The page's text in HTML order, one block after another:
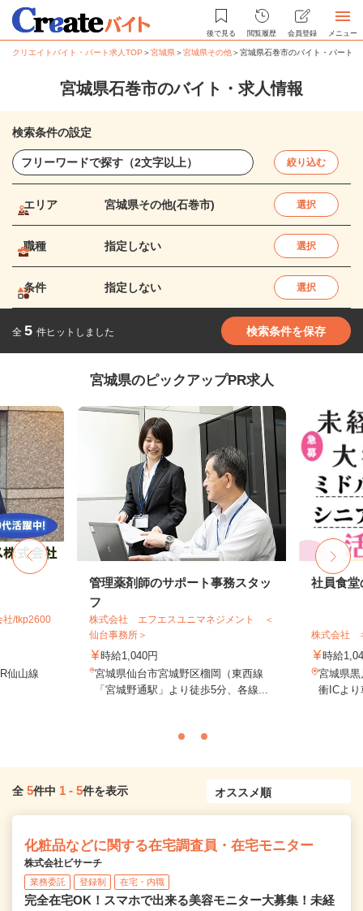
後で見る 閲覧履歴 会員登録 メニュー
クリエイトバイト・パート求人TOP ＞宮城県＞宮城県その他＞宮城県石巻市のバイト・パート求
宮城県石巻市のバイト・求人情報
検索条件の設定
絞り込む
エリア 宮城県その他(石巻市) 選択
職種 指定しない 選択
条件 指定しない 選択
全 5 件ヒットしました 検索条件を保存
宮城県のピックアップPR求人
社/tkp2600
仙山線
管理薬剤師のサポート事務スタッ
フ
株式会社 エフエスユニマネジメント ＜
仙台事務所＞
時給1,040円
宮城県仙台市宮城野区榴岡（東西線
「宮城野通駅」より徒歩5分、各線...
社員食堂
株式会社
時給
宮城県
衝ICよ
全 5件中 1 - 5件を表示
化粧品などに関する在宅調査員・在宅モニター
株式会社ビサーチ
業務委託 登録制 在宅・内職
完全在宅OK！スマホで出来る美容モニター大募集！未経